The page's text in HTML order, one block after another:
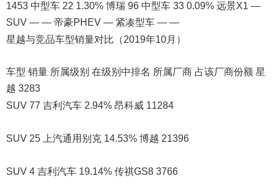
1453 中型车 22 1.30% 博瑞 96 中型车 33 0.09% 远景X1 —
SUV — — 帝豪PHEV — 紧凑型车 — —
星越与竞品车型销量对比（2019年10月）
车型 销量 所属级别 在级别中排名 所属厂商 占该厂商份额 星
越 3283
SUV 77 吉利汽车 2.94% 昂科威 11284
SUV 25 上汽通用别克 14.53% 博越 21396
SUV 4 吉利汽车 19.14% 传祺GS8 3766